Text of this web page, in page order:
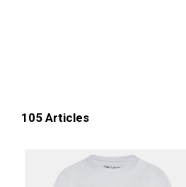
105 Articles